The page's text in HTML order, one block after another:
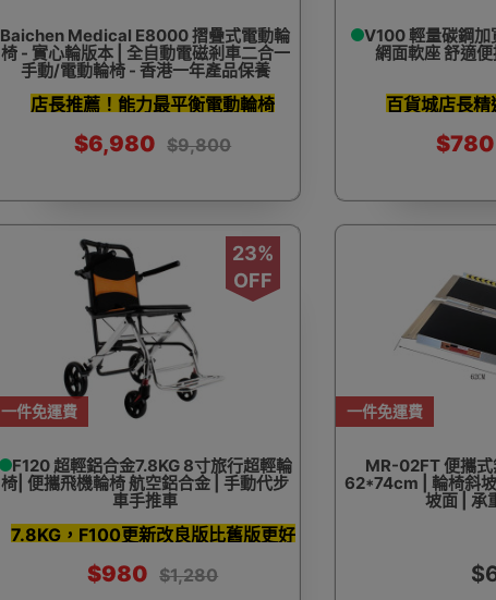
Baichen Medical E8000 摺疊式電動輪
椅 - 實心輪版本 | 全自動電磁剎車二合一
手動/電動輪椅 - 香港一年產品保養
店長推薦！能力最平衡電動輪椅
$6,980 $9,800
V100 輕量碳鋼加
網面軟座 舒適
百貨城店長
$780
一件免運費
23%
OFF
F120 超輕鋁合金7.8KG 8寸旅行超輕輪
椅| 便攜飛機輪椅 航空鋁合金 | 手動代步
車手推車
7.8KG，F100更新改良版比舊版更好
$980 $1,280
一件免運費
MR-02FT 便攜
62*74cm | 輪椅斜
坡面 | 承